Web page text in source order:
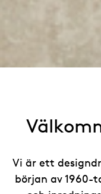
Vi är ett
början av